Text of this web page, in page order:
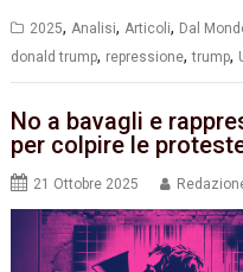
2025, Analisi, Articoli, Dal
donald trump, repressione,trump,
No a bavagli e
per colpire le
21 Ottobre 2025